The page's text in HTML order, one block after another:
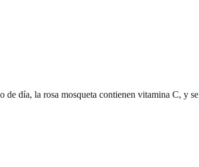
de día, la rosa mosqueta contienen vitamina C, y se